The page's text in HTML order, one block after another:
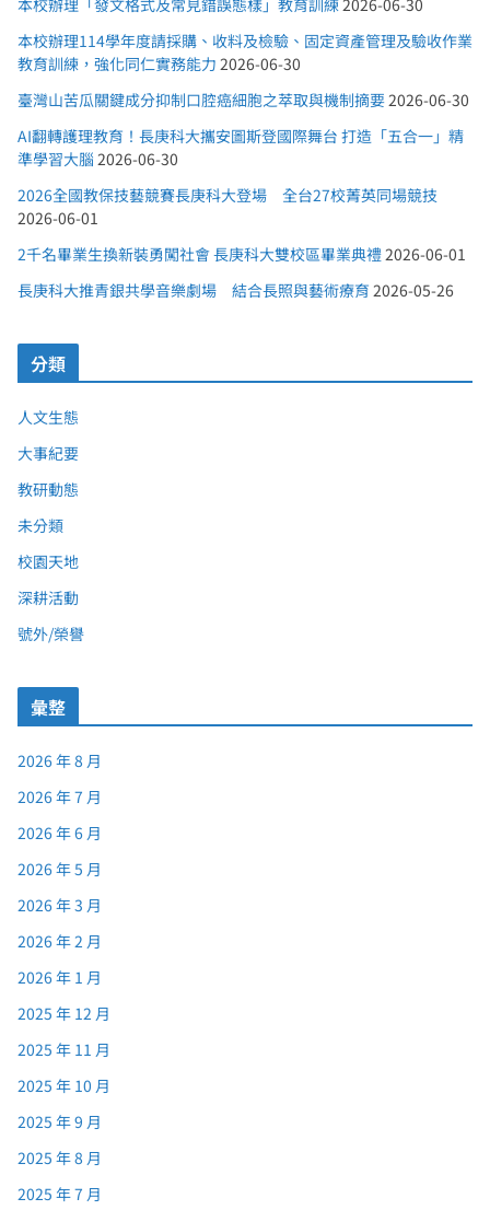
本校辦理114學年度請採購、收料及檢驗、固定資產管理及驗收作業
教育訓練，強化同仁實務能力 2026-06-30
臺灣山苦瓜關鍵成分抑制口腔癌細胞之萃取與機制摘要 2026-06-30
AI翻轉護理教育！長庚科大攜安圖斯登國際舞台 打造「五合一」精
準學習大腦 2026-06-30
2026全國教保技藝競賽長庚科大登場 全台27校菁英同場競技
2026-06-01
2千名畢業生換新裝勇闖社會 長庚科大雙校區畢業典禮 2026-06-01
長庚科大推青銀共學音樂劇場 結合長照與藝術療育 2026-05-26
分類
人文生態
大事紀要
教研動態
未分類
校園天地
深耕活動
號外/榮譽
彙整
2026 年 8 月
2026 年 7 月
2026 年 6 月
2026 年 5 月
2026 年 3 月
2026 年 2 月
2026 年 1 月
2025 年 12 月
2025 年 11 月
2025 年 10 月
2025 年 9 月
2025 年 8 月
2025 年 7 月